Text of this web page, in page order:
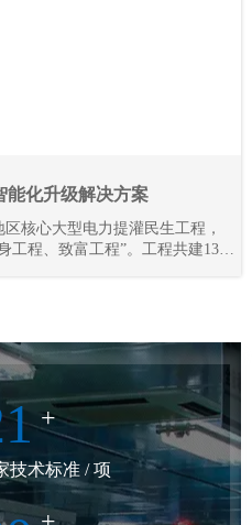
能化升级解决方案
核心大型电力提灌民生工程，
程、致富工程”。工程共建13座
+
技术标准 / 项